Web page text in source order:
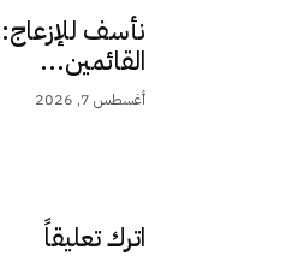
نأسف
القائمين...
أغسطس 7, 2026
اترك تعليقاً